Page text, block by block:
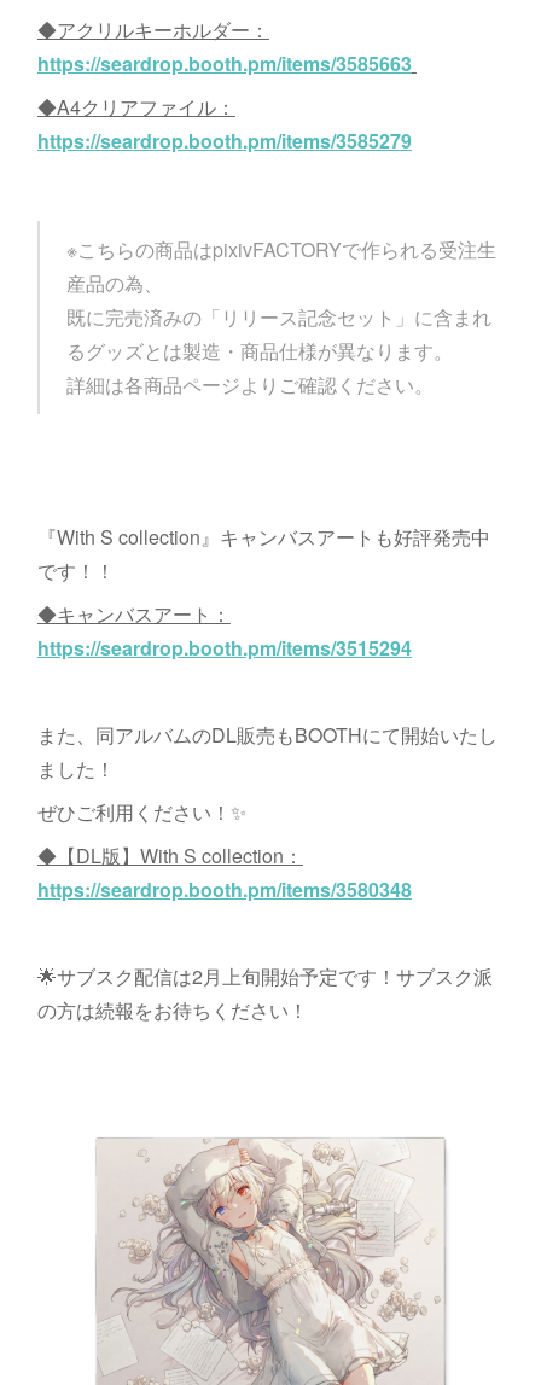
◆アクリルキーホルダー：
https://seardrop.booth.pm/items/3585663
◆A4クリアファイル：
https://seardrop.booth.pm/items/3585279
※こちらの商品はpixivFACTORYで作られる受注生
産品の為、
既に完売済みの「リリース記念セット」に含まれ
るグッズとは製造・商品仕様が異なります。
詳細は各商品ページよりご確認ください。
『With S collection』キャンバスアートも好評発売中
です！！
◆キャンバスアート：
https://seardrop.booth.pm/items/3515294
また、同アルバムのDL販売もBOOTHにて開始いたし
ました！
ぜひご利用ください！✨
◆【DL版】With S collection：
https://seardrop.booth.pm/items/3580348
🌟サブスク配信は2月上旬開始予定です！サブスク派
の方は続報をお待ちください！